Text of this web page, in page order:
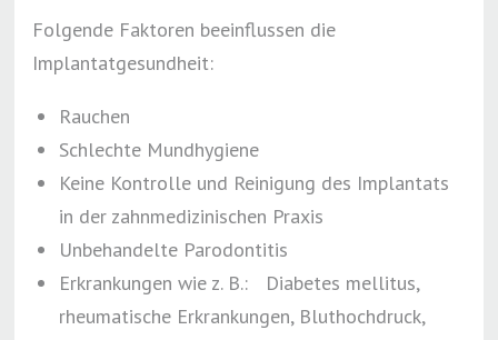
Folgende Faktoren beeinflussen die
Implantatgesundheit:
Rauchen
Schlechte Mundhygiene
Keine Kontrolle und Reinigung des Implantats
in der zahnmedizinischen Praxis
Unbehandelte Parodontitis
Erkrankungen wie z. B.: Diabetes mellitus,
rheumatische Erkrankungen, Bluthochdruck,